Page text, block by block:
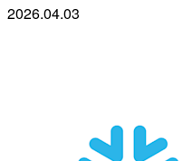
2026.04.03